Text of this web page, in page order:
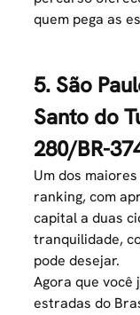
quem pega as
5. São
Santo do
280/BR-
Um dos
ranking, com
capital a duas
tranquilidade,
pode desejar.
Agora que você
estradas do